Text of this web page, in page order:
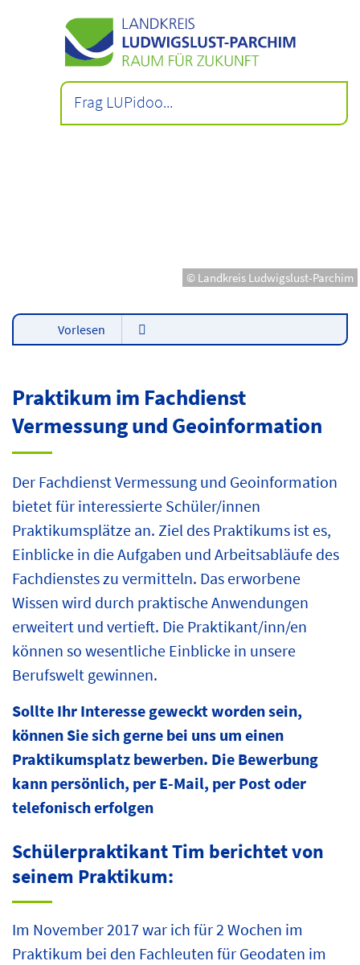
© Landkreis Ludwigslust-Parchim
Vorlesen
Praktikum im Fachdienst
Vermessung und Geoinformation
Der Fachdienst Vermessung und Geoinformation
bietet für interessierte Schüler/innen
Praktikumsplätze an. Ziel des Praktikums ist es,
Einblicke in die Aufgaben und Arbeitsabläufe des
Fachdienstes zu vermitteln. Das erworbene
Wissen wird durch praktische Anwendungen
erweitert und vertieft. Die Praktikant/inn/en
können so wesentliche Einblicke in unsere
Berufswelt gewinnen.
Sollte Ihr Interesse geweckt worden sein,
können Sie sich gerne bei uns um einen
Praktikumsplatz bewerben. Die Bewerbung
kann persönlich, per E-Mail, per Post oder
telefonisch erfolgen
Schülerpraktikant Tim berichtet von
seinem Praktikum:
Im November 2017 war ich für 2 Wochen im
Praktikum bei den Fachleuten für Geodaten im